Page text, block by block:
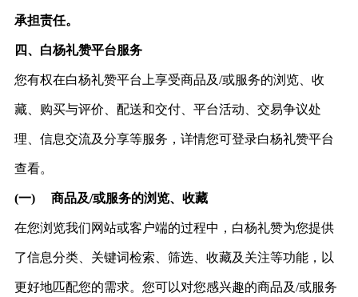
承担责任。
四、 白杨礼赞平台服务
您有权在白杨礼赞平台上享受商品及/或服务的浏览、收
藏、购买与评价、配送和交付、平台活动、交易争议处
理、信息交流及分享等服务，详情您可登录白杨礼赞平台
查看。
(一) 商品及/或服务的浏览、收藏
在您浏览我们网站或客户端的过程中 ，白杨礼赞为您提供
了信息分类、关键词检索、筛选、收藏及关注等功能，以
更好地匹配您的需求。您可以对您感兴趣的商品及/或服务